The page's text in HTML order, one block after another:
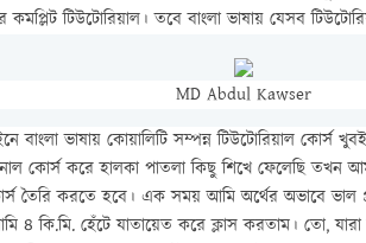
টিউটোরিয়াল। তবে বাংলা ভাষায় যেসব
MD Abdul Kawser
বাংলা ভাষায় কোয়ালিটি সম্পন্ন টিউটোরিয়াল কোর্স
কোর্স করে হালকা পাতলা কিছু শিখে ফেলেছি তখন
তৈরি করতে হবে। এক সময় আমি অর্থের অভাবে ভাল
৪ কি.মি. হেঁটে যাতায়েত করে ক্লাস করতাম। তো, যারা